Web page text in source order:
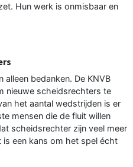
Hun werk is onmisbaar en
bedanken. De KNVB
nieuwe scheidsrechters te
het aantal wedstrijden is er
mensen die de fluit willen
scheidsrechter zijn veel meer
is een kans om het spel écht